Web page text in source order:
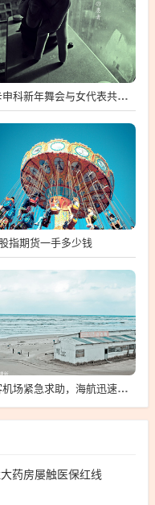
卢卡申科新年舞会与女代表共舞庆祝新年
指期货一手多少钱
乘客机场紧急求助，海航迅速回应，现场情况揭秘
药房屡触医保红线